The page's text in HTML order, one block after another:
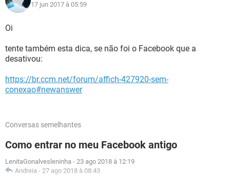
17 jun 2017 à 05:59
Oi
tente também esta dica, se não foi o Facebook que a
desativou:
https://br.ccm.net/forum/affich-427920-sem-
conexao#newanswer
Conversas semelhantes
Como entrar no meu Facebook antigo
LenitaGonalvesleninha - 23 ago 2018 à 12:19
Andreia - 27 ago 2018 à 08:43